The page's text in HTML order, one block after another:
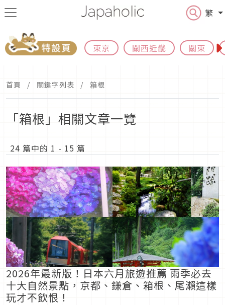
繁
東京 關西近畿 關東
首頁 關鍵字列表 箱根
「箱根」相關文章一覽
24 篇中的 1 - 15 篇
2026年最新版！日本六月旅遊推薦 雨季必去
十大自然景點，京都、鎌倉、箱根、尾瀨這樣
玩才不飲恨！